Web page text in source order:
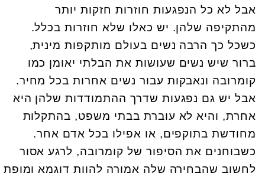
אבל לא כל הנפגעות חוזרות חזקות יותר
מהתקיפה שלהן. יש כאלו שלא חוזרות בכלל.
כשכל כך הרבה נשים בעולם מותקפות מינית,
ברור שיש נשים שעושות את הבלתי יאומן כמו
קומרובה ונאבקות עבור נשים אחרות בכל מחיר.
אבל יש גם נפגעות שדרך ההתמודדות שלהן היא
אחרת, והיא לא עוברת בבתי משפט, בהתקלות
מחודשת בתוקפים, או אפילו בכל אדם אחר.
כשבוחנים את הסיפור של קומרובה, לרגע אסור
לחשוב שהבחירה שלה אמורה להוות דוגמא ומופת